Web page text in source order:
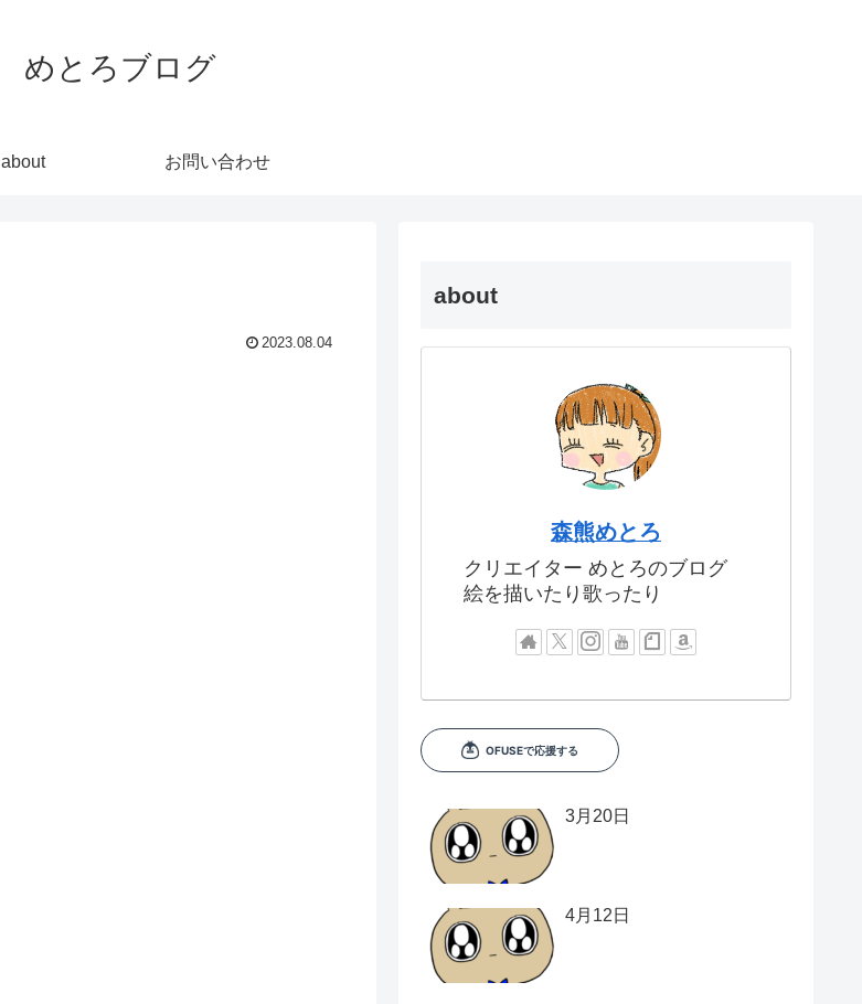
めとろブログ
about お問い合わせ
2023.08.04
about
森熊めとろ
クリエイター めとろのブログ
絵を描いたり歌ったり
3月20日
4月12日